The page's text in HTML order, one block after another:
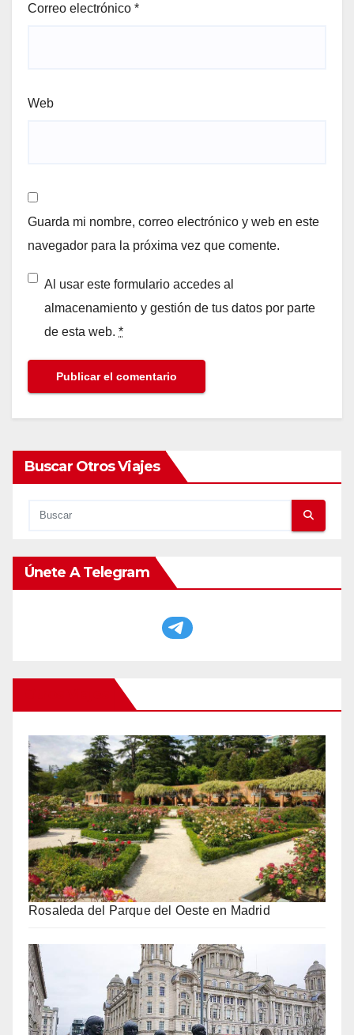
Correo electrónico *
Web
Guarda mi nombre, correo electrónico y web en este
navegador para la próxima vez que comente.
Al usar este formulario accedes al
almacenamiento y gestión de tus datos por parte
de esta web. *
Buscar Otros Viajes
Únete A Telegram
Rosaleda del Parque del Oeste en Madrid